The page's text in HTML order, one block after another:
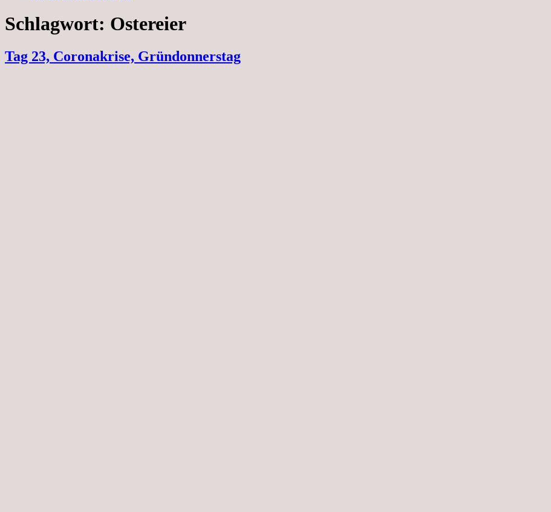
Schlagwort: Ostereier
Tag 23, Coronakrise, Gründonnerstag